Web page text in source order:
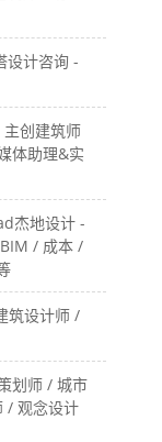
设计咨询 -
主创建筑师
体助理&实
杰地设计 -
/ 成本 /
筑设计师 /
划师 / 城市
/ 观念设计